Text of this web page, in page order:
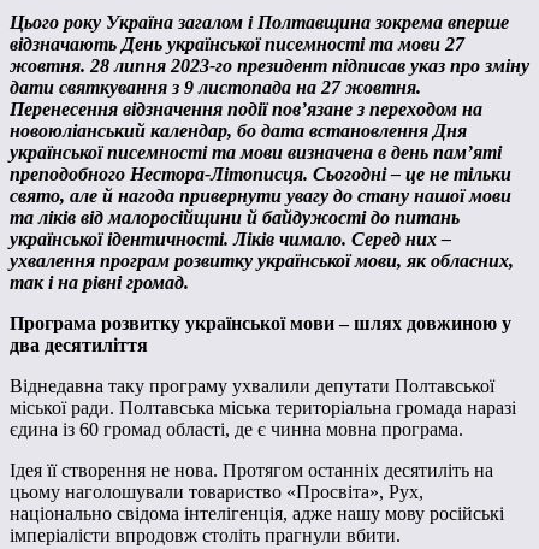
Цього року Україна загалом і Полтавщина зокрема вперше
відзначають День української писемності та мови 27
жовтня. 28 липня 2023-го президент підписав указ про зміну
дати святкування з 9 листопада на 27 жовтня.
Перенесення відзначення події повʼязане з переходом на
новоюліанський календар, бо дата встановлення Дня
української писемності та мови визначена в день памʼяті
преподобного Нестора-Літописця. Сьогодні – це не тільки
свято, але й нагода привернути увагу до стану нашої мови
та ліків від малоросійщини й байдужості до питань
української ідентичності. Ліків чимало. Серед них –
ухвалення програм розвитку української мови, як обласних,
так і на рівні громад.
Програма розвитку української мови – шлях довжиною у
два десятиліття
Віднедавна таку програму ухвалили депутати Полтавської
міської ради. Полтавська міська територіальна громада наразі
єдина із 60 громад області, де є чинна мовна програма.
Ідея її створення не нова. Протягом останніх десятиліть на
цьому наголошували товариство «Просвіта», Рух,
національно свідома інтелігенція, адже нашу мову російські
імперіалісти впродовж століть прагнули вбити.